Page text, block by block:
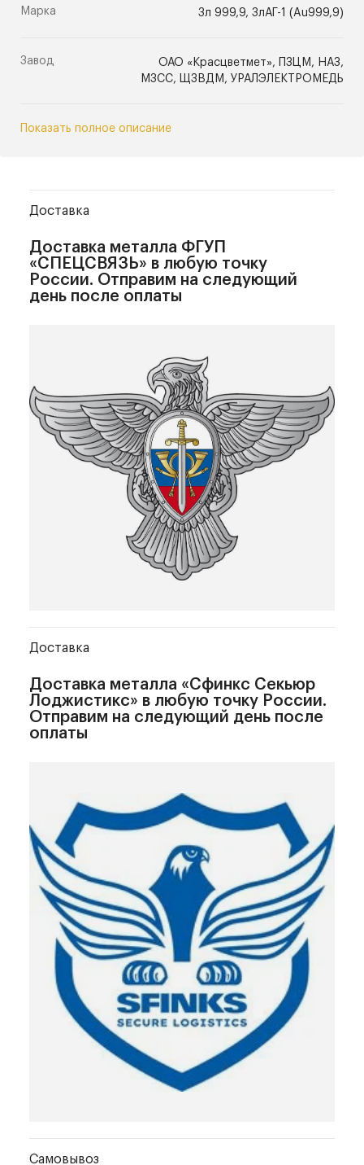
Марка Зл 999,9, ЗлАГ-1 (Au999,9)
Завод
ОАО «Красцветмет», ПЗЦМ, НАЗ,
МЗСС, ЩЗВДМ, УРАЛЭЛЕКТРОМЕДЬ
Показать полное описание
Доставка
Доставка металла ФГУП
«СПЕЦСВЯЗЬ» в любую точку
России. Отправим на следующий
день после оплаты
Доставка
Доставка металла «Сфинкс Секьюр
Лоджистикс» в любую точку России.
Отправим на следующий день после
оплаты
Самовывоз